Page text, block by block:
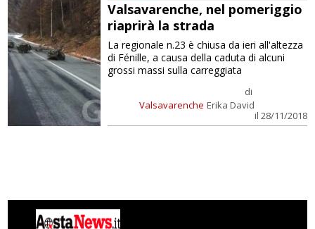
Valsavarenche, nel pomeriggio
riaprirà la strada
Valsavarenche
di
Erika David
il 28/11/2018
La regionale n.23 è chiusa da ieri all'altezza
di Fénille, a causa della caduta di alcuni
grossi massi sulla carreggiata